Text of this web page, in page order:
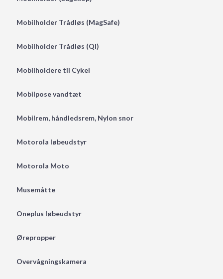
Mobilholder Trådløs (MagSafe)
Mobilholder Trådløs (QI)
Mobilholdere til Cykel
Mobilpose vandtæt
Mobilrem, håndledsrem, Nylon snor
Motorola løbeudstyr
Motorola Moto
Musemåtte
Oneplus løbeudstyr
Ørepropper
Overvågningskamera